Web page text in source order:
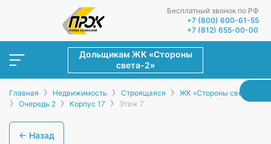
Бесплатный звонок по РФ
+7 (800) 600-61-55
+7 (812) 655-00-00
Дольщикам ЖК «Стороны
света-2»
Главная › Недвижимость › Строящаяся › ЖК «Стороны света-2»
› Очередь 2 › Корпус 17 › Этаж 7
← Назад